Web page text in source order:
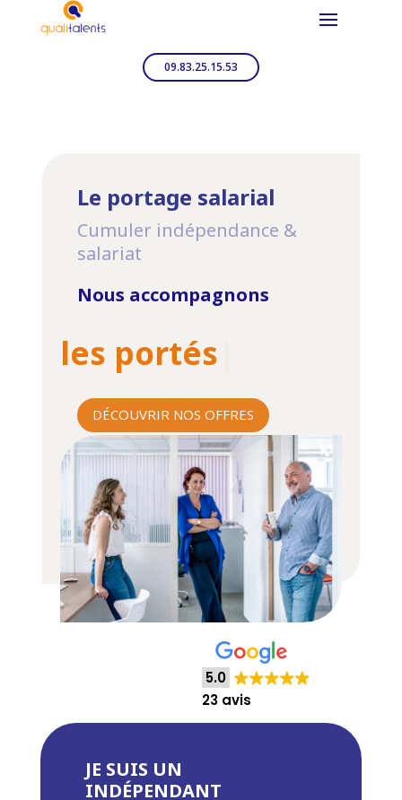
09.83.25.15.53
Le portage salarial
Cumuler indépendance &
salariat
Nous accompagnons
les portés
DÉCOUVRIR NOS OFFRES
5.0
23 avis
JE SUIS UN
INDÉPENDANT